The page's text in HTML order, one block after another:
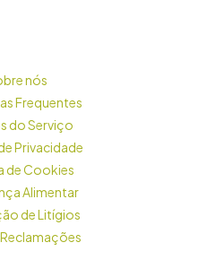
nós
Frequentes
do Serviço
Privacidade
de Cookies
Alimentar
de Litígios